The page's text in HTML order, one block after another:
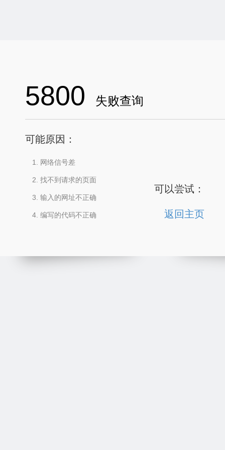
5800 失败查询
可能原因：
网络信号差
找不到请求的页面
输入的网址不正确
编写的代码不正确
可以尝试：
返回主页